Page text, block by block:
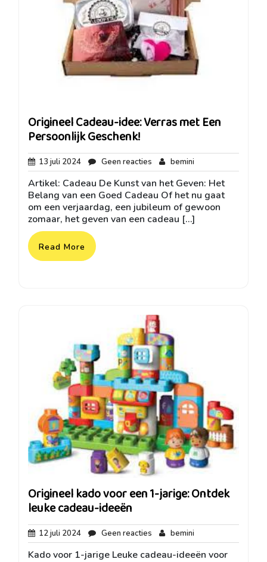
Origineel Cadeau-idee: Verras met Een
Persoonlijk Geschenk!
13 juli 202413
juli
2024
Geen reacties Geen
reacties
bemini
Artikel: Cadeau De Kunst van het Geven: Het
Belang van een Goed Cadeau Of het nu gaat
om een verjaardag, een jubileum of gewoon
zomaar, het geven van een cadeau […]
Read More
Origineel kado voor een 1-jarige: Ontdek
leuke cadeau-ideeën
12 juli 202412
juli
2024
Geen reacties Geen
reacties
bemini
Kado voor 1-jarige Leuke cadeau-ideeën voor